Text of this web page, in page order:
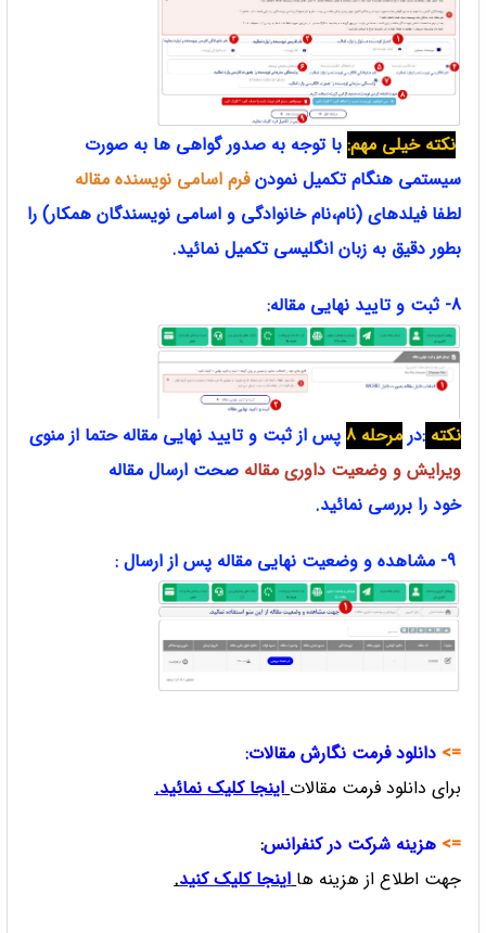
نکته خیلی مهم:با توجه به صدور گواهی ها به صورت
سیستمی هنگام تکمیل نمودنفرم اسامی نویسنده مقاله
لطفا فیلدهای (نام،نام خانوادگی و اسامی نویسندگان همکار) را
بطور دقیق به زبان انگلیسی تکمیل نمائید.
8- ثبت و تایید نهایی مقاله:
نکته :درمرحله 8 پس از ثبت و تایید نهایی مقاله حتما از منوی
ویرایش و وضعیت داوری مقاله صحت ارسال مقاله
خود را بررسی نمائید.
=> دانلود فرمت نگارش مقالات:
برای دانلود فرمت مقالات اینجا کلیک نمائید.
=> هزینه شرکت در کنفرانس:
جهت اطلاع از هزینه ها اینجا کلیک کنید.